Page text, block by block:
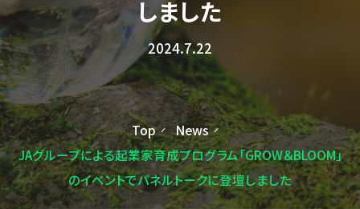
しました
2024.7.22
Top
News
JAグループによる起業家育成プログラム「GROW＆BLOOM」
のイベントでパネルトークに登壇しました